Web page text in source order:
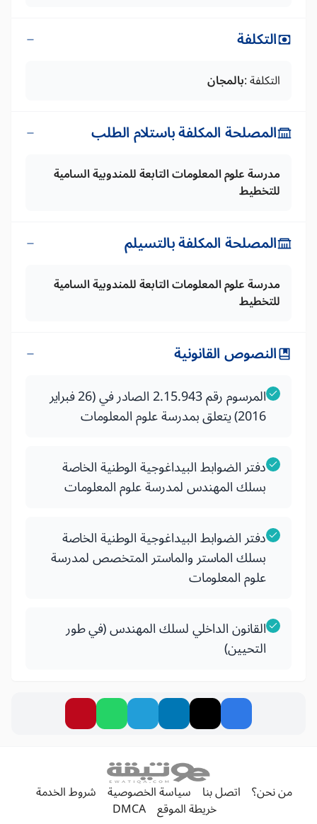
التكلفة
التكلفة :بالمجان
المصلحة المكلفة باستلام الطلب
مدرسة علوم المعلومات التابعة للمندوبية السامية
للتخطيط
المصلحة المكلفة بالتسيلم
مدرسة علوم المعلومات التابعة للمندوبية السامية
للتخطيط
النصوص القانونية
المرسوم رقم 2.15.943 الصادر في (26 فبراير
2016) يتعلق بمدرسة علوم المعلومات
دفتر الضوابط البيداغوجية الوطنية الخاصة
بسلك المهندس لمدرسة علوم المعلومات
دفتر الضوابط البيداغوجية الوطنية الخاصة
بسلك الماستر والماستر المتخصص لمدرسة
علوم المعلومات
القانون الداخلي لسلك المهندس (في طور
التحيين)
من نحن؟ اتصل بنا سياسة الخصوصية شروط الخدمة
خريطة الموقع DMCA